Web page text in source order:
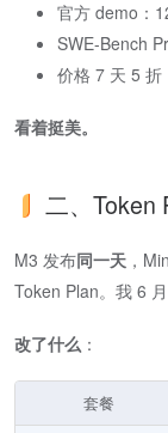
官方 demo：
SWE-Bench
价格 7 天 5 折
看着挺美。
二、Token
M3 发布​同一天 ，
Token Plan。我 6
改了什么 ​：
套餐